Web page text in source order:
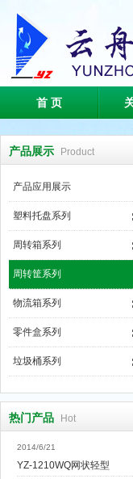
首 页
产品展示 Product
产品应用展示
塑料托盘系列
周转箱系列
周转筐系列
物流箱系列
零件盒系列
垃圾桶系列
热门产品 Hot
2014/6/21
YZ-1210WQ网状轻型